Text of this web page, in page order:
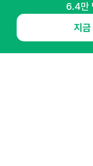
오픈애즈란
6.4만
지금